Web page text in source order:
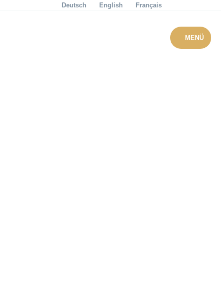
Menü überspringenDeutsch English Français